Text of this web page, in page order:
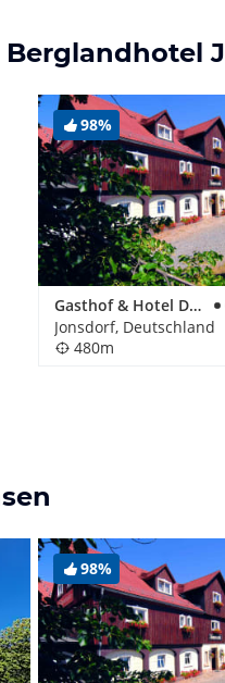
98%
Gasthof & Hotel Dammschenke
Jonsdorf, Deutschland
480m
98%